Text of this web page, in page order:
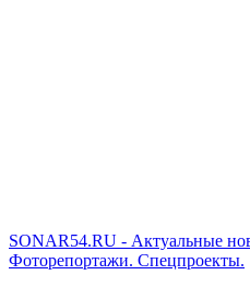
SONAR54.RU - Актуальные
Фоторепортажи. Спецпроекты.